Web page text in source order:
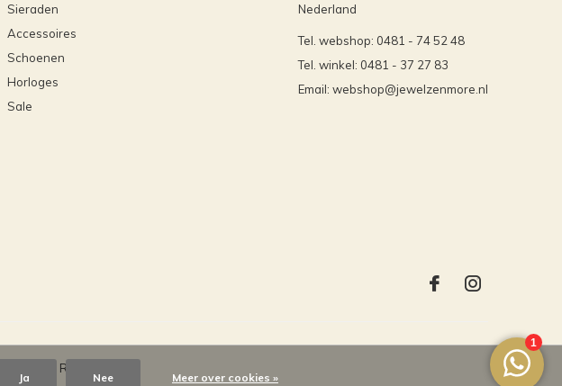
Sieraden
Accessoires
Schoenen
Horloges
Sale
Nederland
Tel. webshop: 0481 - 74 52 48
Tel. winkel: 0481 - 37 27 83
Email: webshop@jewelzenmore.nl
RSS-feed
Ja Nee Meer over cookies »